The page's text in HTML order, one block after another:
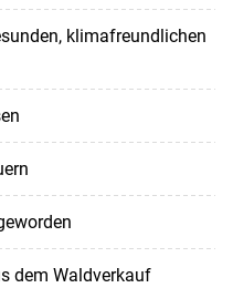
klimafreundlichen
dem Waldverkauf